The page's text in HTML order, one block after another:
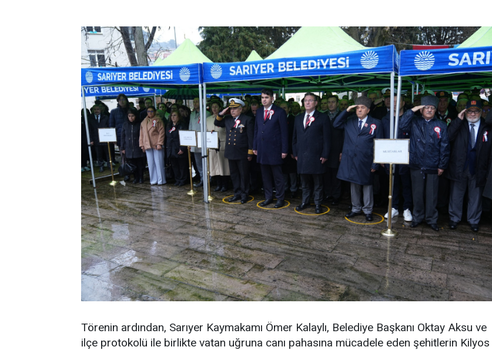
Törenin ardından, Sarıyer Kaymakamı Ömer Kalaylı, Belediye Başkanı Oktay Aksu ve
ilçe protokolü ile birlikte vatan uğruna canı pahasına mücadele eden şehitlerin Kilyos